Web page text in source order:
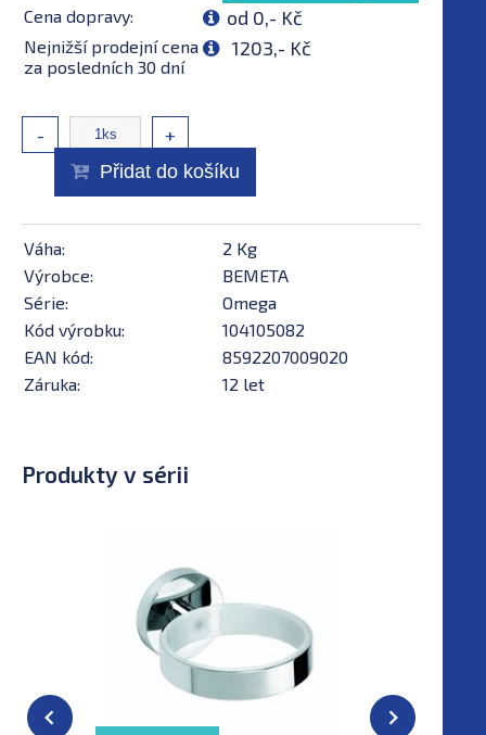
Cena dopravy: od 0,- Kč
Nejnižší prodejní cena
za posledních 30 dní
1203,- Kč
- +
Přidat do košíku
Váha:
2 Kg
Výrobce:
BEMETA
Série:
Omega
Kód výrobku:
104105082
EAN kód:
8592207009020
Záruka:
12 let
Produkty v sérii